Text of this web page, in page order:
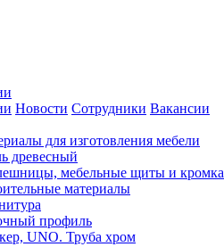
Новости Сотрудники Вакансии
для изготовления мебели
древесный
мебельные щиты и кромка
материалы
профиль
UNO. Труба хром